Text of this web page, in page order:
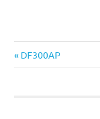
Bejegyzés
Previous
Post:
DF300AP